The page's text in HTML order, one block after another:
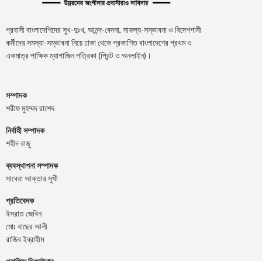
প্রবাসী বাংলাদেশিদের সুখ-দুঃখ, আনন্দ-বেদনা, সাফল্য-সম্ভাবনা ও বিদেশগামী
কর্মীদের সমস্যা-সম্ভাবনা নিয়ে ঢাকা থেকে প্রকাশিত বাংলাদেশের প্রথম ও
একমাত্র পাক্ষিক ম্যাগাজিন পত্রিকা (প্রিন্ট ও অনলাইন)।
সম্পাদক
শরীফ মুহম্মদ রাশেদ
নির্বাহী সম্পাদক
শহীদ রাজু
ব্যবস্থাপনা সম্পাদক
সাবেরা আক্তার সুখী
প্রতিবেদক
ইসরাত জেবিন
মোঃ বাছের আলী
রাজিব ইব্রাহীম